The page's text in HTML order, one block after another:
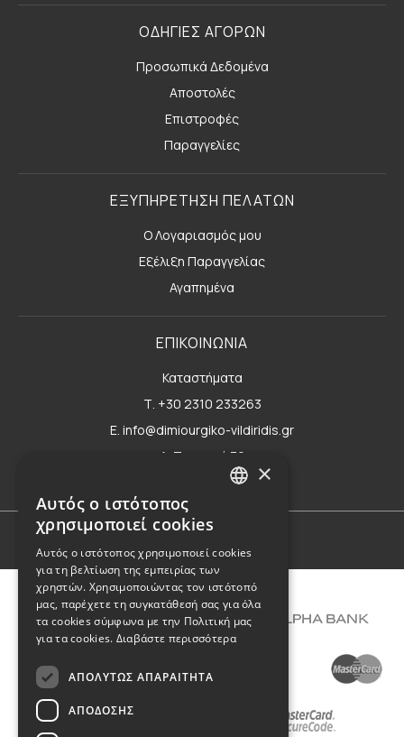
ΟΔΗΓΙΕΣ ΑΓΟΡΩΝ
Προσωπικά Δεδομένα
Αποστολές
Επιστροφές
Παραγγελίες
ΕΞΥΠΗΡΕΤΗΣΗ ΠΕΛΑΤΩΝ
Ο Λογαριασμός μου
Εξέλιξη Παραγγελίας
Αγαπημένα
ΕΠΙΚΟΙΝΩΝΙΑ
Καταστήματα
Τ. +30 2310 233263
E. info@dimiourgiko-vildiridis.gr
Δ. Τσιμισκή 70
Φόρμα επικοινωνίας×
Αυτός ο ιστότοπος
χρησιμοποιεί cookies
Αυτός ο ιστότοπος χρησιμοποιεί cookies
για τη βελτίωση της εμπειρίας των
χρηστών. Χρησιμοποιώντας τον ιστότοπό
μας, παρέχετε τη συγκατάθεσή σας για όλα
τα cookies σύμφωνα με την Πολιτική μας
για τα cookies. Διαβάστε περισσότερα
ΑΠΟΛΎΤΩΣ ΑΠΑΡΑΊΤΗΤΑ
ΑΠΌΔΟΣΗΣ